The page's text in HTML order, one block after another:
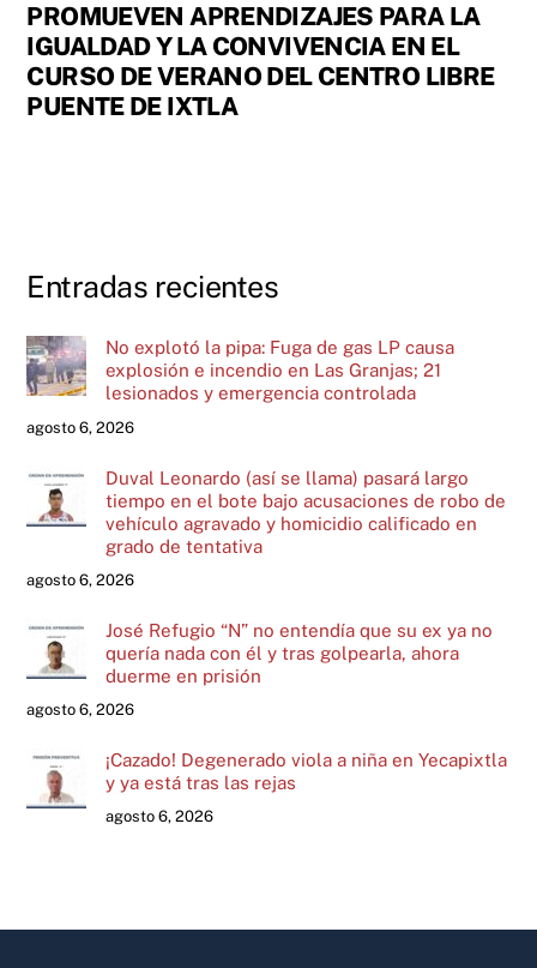
PROMUEVEN APRENDIZAJES PARA LA
IGUALDAD Y LA CONVIVENCIA EN EL
CURSO DE VERANO DEL CENTRO LIBRE
PUENTE DE IXTLA
Entradas recientes
No explotó la pipa: Fuga de gas LP causa
explosión e incendio en Las Granjas; 21
lesionados y emergencia controlada
agosto 6, 2026
Duval Leonardo (así se llama) pasará largo
tiempo en el bote bajo acusaciones de robo de
vehículo agravado y homicidio calificado en
grado de tentativa
agosto 6, 2026
José Refugio “N” no entendía que su ex ya no
quería nada con él y tras golpearla, ahora
duerme en prisión
agosto 6, 2026
¡Cazado! Degenerado viola a niña en Yecapixtla
y ya está tras las rejas
agosto 6, 2026